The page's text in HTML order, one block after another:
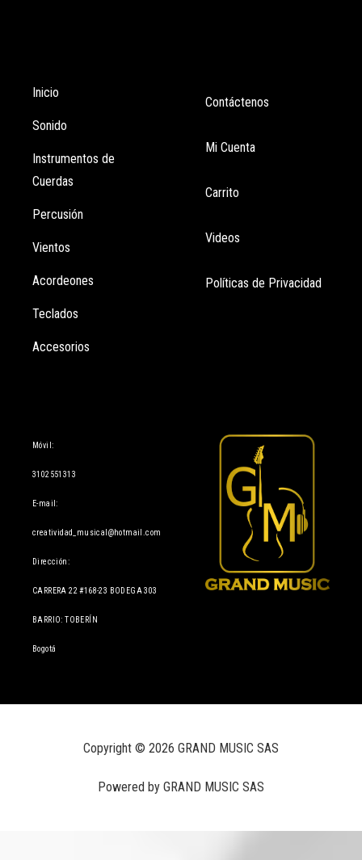
Inicio
Sonido
Instrumentos de
Cuerdas
Percusión
Vientos
Acordeones
Teclados
Accesorios
Contáctenos
Mi Cuenta
Carrito
Videos
Políticas de Privacidad
Móvil:
3102551313
E-mail:
creatividad_musical@hotmail.com
Dirección:
CARRERA 22 #168-23 BODEGA 303
BARRIO: TOBERÍN
Bogotá
Copyright © 2026 GRAND MUSIC SAS
Powered by GRAND MUSIC SAS